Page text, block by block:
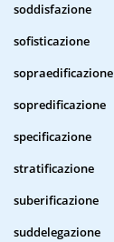
soddisfazione
sofisticazione
sopraedificazione
sopredificazione
specificazione
stratificazione
suberificazione
suddelegazione